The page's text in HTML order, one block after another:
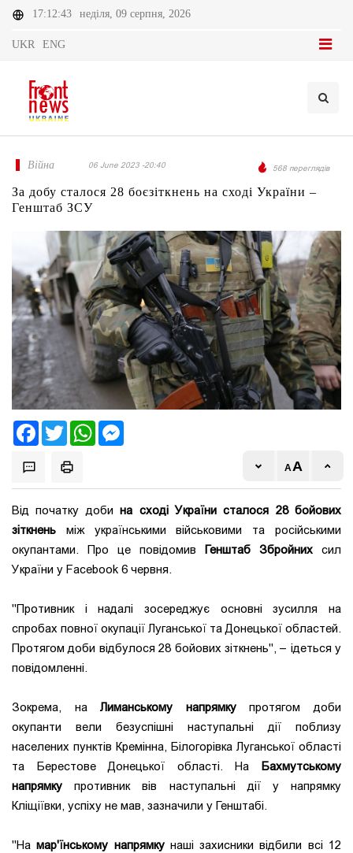
17:12:43 неділя, 09 серпня, 2026
UKR ENG
Війна 06 June 2023 -20:40 568 переглядів
За добу сталося 28 боєзіткнень на сході України –
Генштаб ЗСУ
FacebookTwitter WhatsApp
Від початку добина сході України сталося 28 бойових
зіткнень між українськими військовими та російськими
окупантами. Про це повідомив Генштаб Збройних сил
України у Facebook 6 червня.
"Противник і надалі зосереджує основні зусилля на
спробах повної окупації Луганської та Донецької областей.
Протягом доби відбулося 28 бойових зіткнень", – ідеться у
повідомленні.
Зокрема, наЛиманському напрямкупротягом доби
окупанти вели безуспішні наступальні дії поблизу
населених пунктів Кремінна, Білогорівка Луганської області
та Берестове Донецької області. На Бахмутському
напрямку противник вів наступальні дії у напрямку
Кліщіївки, успіху не мав, зазначили у Генштабі.
"Намар'їнському напрямкунаші захисники відбили всі 12